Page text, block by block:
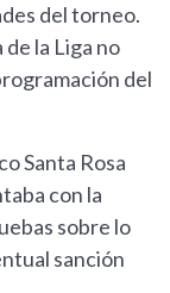
del torneo.
la Liga no
del
Santa Rosa
con la
sobre lo
sanción